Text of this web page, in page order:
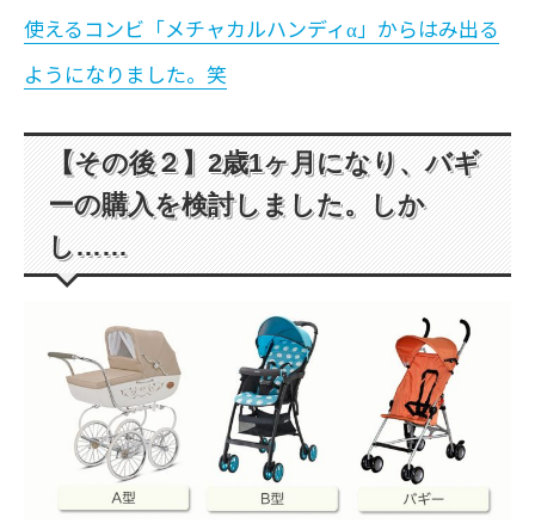
使えるコンビ「メチャカルハンディα」からはみ出る
ようになりました。笑
【その後２】2歳1ヶ月になり、バギ
ーの購入を検討しました。しか
し……